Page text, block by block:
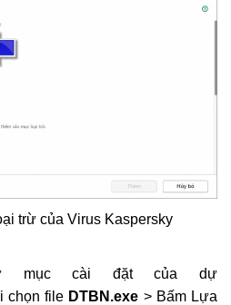
trừ của Virus Kaspersky
mục cài đặt của dự
chọn file DTBN.exe > Bấm Lựa